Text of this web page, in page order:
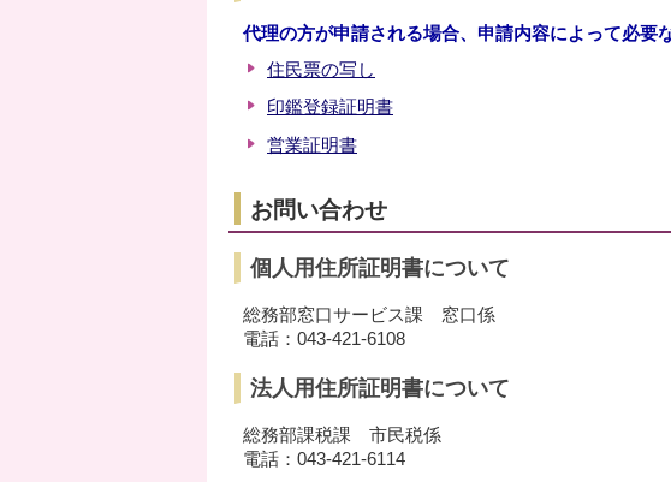
代理の方が申請される場合、申請内容によって必要
住民票の写し
印鑑登録証明書
営業証明書
お問い合わせ
個人用住所証明書について
総務部窓口サービス課 窓口係
電話：043-421-6108
法人用住所証明書について
総務部課税課 市民税係
電話：043-421-6114